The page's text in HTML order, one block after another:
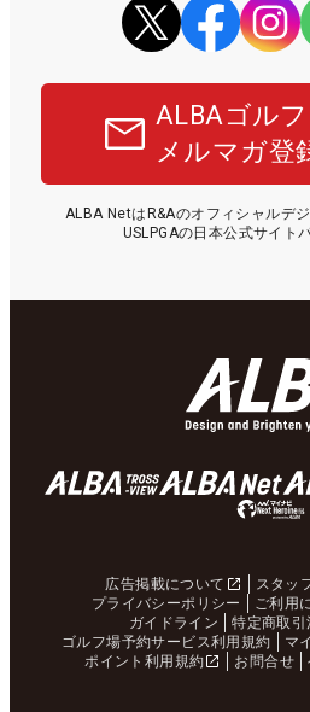
ALBAゴル
メルマガ登
ALBA NetはR&Aのオフィシャルデ
USLPGAの日本公式サイト
広告掲載について スタッ
プライバシーポリシー
ご利用
ガイドライン
特定商取
ゴルフ場予約サービス利用規約
マ
ポイント利用規約
お問合せ